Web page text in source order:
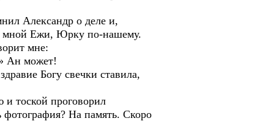
Александр о деле и,
мной Ежи, Юрку по-нашему.
мне:
Ан может!
Богу свечки ставила,
тоской проговорил
На память. Скоро